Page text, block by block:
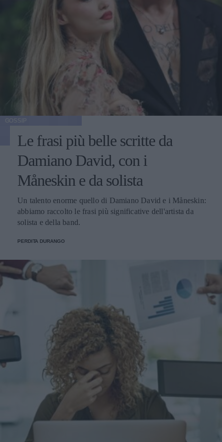
Le frasi più belle scritte da
Damiano David, con i
Måneskin e da solista
Un talento enorme quello di Damiano David e i Måneskin:
abbiamo raccolto le frasi più significative dell'artista da
solista e della band.
PERDITA DURANGO